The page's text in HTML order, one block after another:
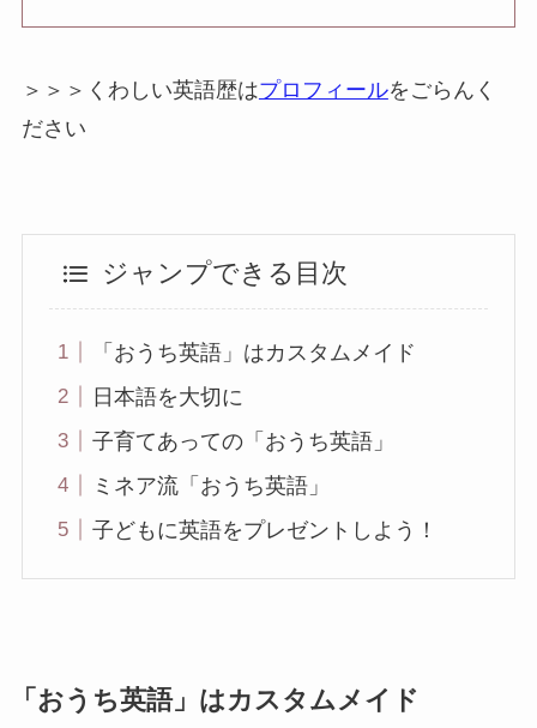
＞＞＞くわしい英語歴はプロフィールをごらんく
ださい
ジャンプできる目次
「おうち英語」はカスタムメイド
日本語を大切に
子育てあっての「おうち英語」
ミネア流「おうち英語」
子どもに英語をプレゼントしよう！
「おうち英語」はカスタムメイド